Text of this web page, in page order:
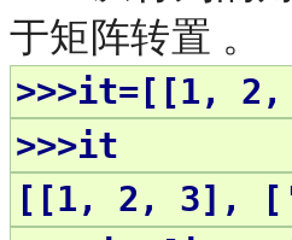
于矩阵转置 。
>>>it=[[1,
>>>it
[[1, 2, 3],